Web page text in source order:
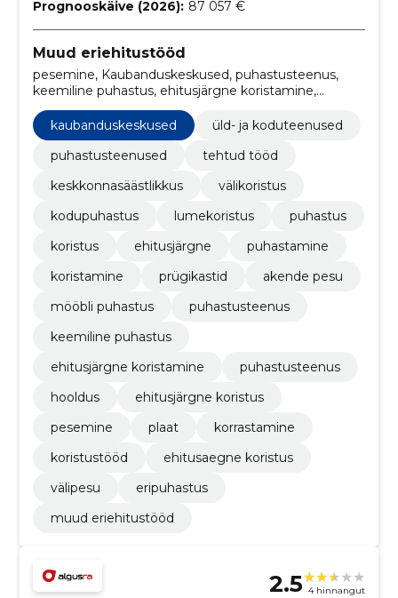
Prognooskäive (2026): 87 057 €
Muud eriehitustööd
pesemine, Kaubanduskeskused, puhastusteenus,
keemiline puhastus, ehitusjärgne koristamine,
puhastusteenus, hooldus, ehitusjärgne koristus,
välipesu, ehitusaegne koristus
kaubanduskeskused
üld- ja koduteenused
puhastusteenused
tehtud tööd
keskkonnasäästlikkus
välikoristus
kodupuhastus
lumekoristus
puhastus
koristus
ehitusjärgne
puhastamine
koristamine
prügikastid
akende pesu
mööbli puhastus
puhastusteenus
keemiline puhastus
ehitusjärgne koristamine
puhastusteenus
hooldus
ehitusjärgne koristus
pesemine
plaat
korrastamine
koristustööd
ehitusaegne koristus
välipesu
eripuhastus
muud eriehitustööd
2.5 4 hinnangut